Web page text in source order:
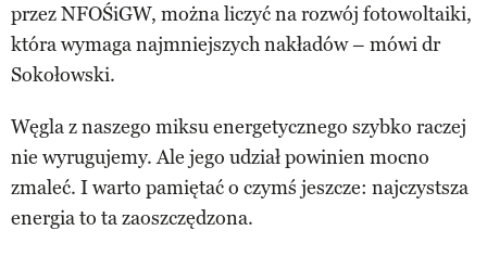
przez NFOŚiGW, można liczyć na rozwój fotowoltaiki,
która wymaga najmniejszych nakładów – mówi dr
Sokołowski.
Węgla z naszego miksu energetycznego szybko raczej
nie wyrugujemy. Ale jego udział powinien mocno
zmaleć. I warto pamiętać o czymś jeszcze: najczystsza
energia to ta zaoszczędzona.